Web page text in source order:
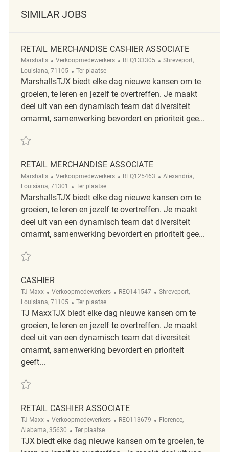
SIMILAR JOBS
RETAIL MERCHANDISE CASHIER ASSOCIATE
Marshalls Categorie
Verkoopmedewerkers ReqId
REQ133305 Plaats
Shreveport,
Louisiana, 71105
Afgelegen
Ter plaatse
MarshallsTJX biedt elke dag nieuwe kansen om te
groeien, te leren en jezelf te overtreffen. Je maakt
deel uit van een dynamisch team dat diversiteit
omarmt, samenwerking bevordert en prioriteit gee...
Redden Retail Merchandise Cashier Associate REQ133305
RETAIL MERCHANDISE ASSOCIATE
Marshalls Categorie
Verkoopmedewerkers ReqId
REQ125463 Plaats
Alexandria,
Louisiana, 71301
Afgelegen
Ter plaatse
MarshallsTJX biedt elke dag nieuwe kansen om te
groeien, te leren en jezelf te overtreffen. Je maakt
deel uit van een dynamisch team dat diversiteit
omarmt, samenwerking bevordert en prioriteit gee...
Redden Retail Merchandise Associate REQ125463
CASHIER
TJ Maxx Categorie
Verkoopmedewerkers ReqId
REQ141547 Plaats
Shreveport,
Louisiana, 71105
Afgelegen
Ter plaatse
TJ MaxxTJX biedt elke dag nieuwe kansen om te
groeien, te leren en jezelf te overtreffen. Je maakt
deel uit van een dynamisch team dat diversiteit
omarmt, samenwerking bevordert en prioriteit
geeft...
Redden Cashier REQ141547
RETAIL CASHIER ASSOCIATE
TJ Maxx Categorie
Verkoopmedewerkers ReqId
REQ113679 Plaats
Florence,
Alabama, 35630
Afgelegen
Ter plaatse
TJX biedt elke dag nieuwe kansen om te groeien, te